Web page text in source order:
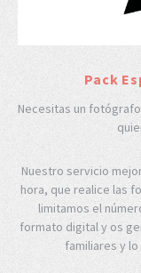
Pack
Necesitas un
Nuestro servicio
hora, que realice las
limitamos el
formato digital y os
familiares y